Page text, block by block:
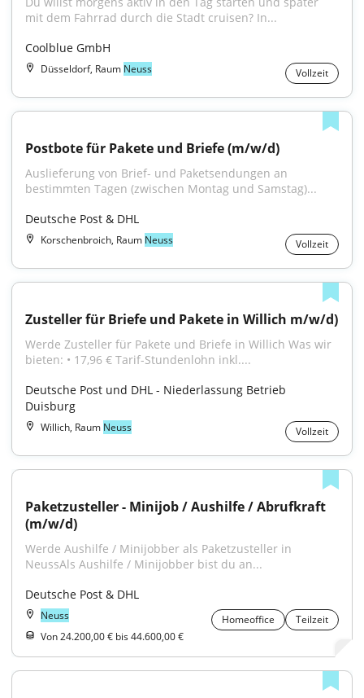
mit dem Fahrrad durch die Stadt cruisen? In...
Coolblue GmbH
Düsseldorf, Raum Neuss Vollzeit
Postbote für Pakete und Briefe (m/w/d)
Auslieferung von Brief- und Paketsendungen an
bestimmten Tagen (zwischen Montag und Samstag)...
Deutsche Post & DHL
Korschenbroich, Raum Neuss Vollzeit
Zusteller für Briefe und Pakete in Willich m/w/d)
Werde Zusteller für Pakete und Briefe in Willich Was wir
bieten: • 17,96 € Tarif-Stundenlohn inkl....
Deutsche Post und DHL - Niederlassung Betrieb
Duisburg
Willich, Raum Neuss Vollzeit
Paketzusteller - Minijob / Aushilfe / Abrufkraft
(m/w/d)
Werde Aushilfe / Minijobber als Paketzusteller in
NeussAls Aushilfe / Minijobber bist du an...
Deutsche Post & DHL
Neuss Homeoffice
Teilzeit
Von 24.200,00 € bis 44.600,00 €